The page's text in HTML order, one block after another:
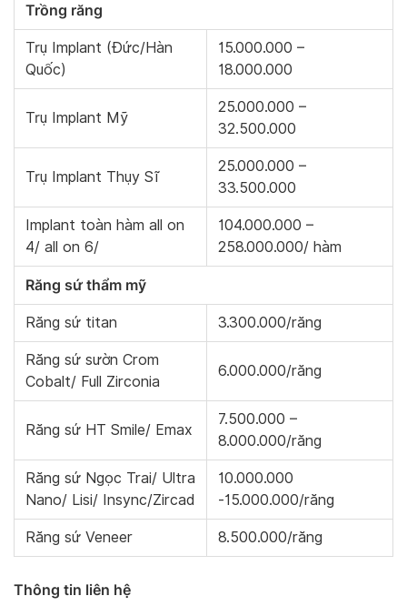
Trồng răng
Trụ Implant (Đức/Hàn
Quốc)
15.000.000 –
18.000.000
Trụ Implant Mỹ
25.000.000 –
32.500.000
Trụ Implant Thụy Sĩ
25.000.000 –
33.500.000
Implant toàn hàm all on
4/ all on 6/
104.000.000 –
258.000.000/ hàm
Răng sứ thẩm mỹ
Răng sứ titan 3.300.000/răng
Răng sứ sườn Crom
Cobalt/ Full Zirconia
6.000.000/răng
Răng sứ HT Smile/ Emax
7.500.000 –
8.000.000/răng
Răng sứ Ngọc Trai/ Ultra
Nano/ Lisi/ Insync/Zircad
10.000.000
-15.000.000/răng
Răng sứ Veneer 8.500.000/răng
Thông tin liên hệ